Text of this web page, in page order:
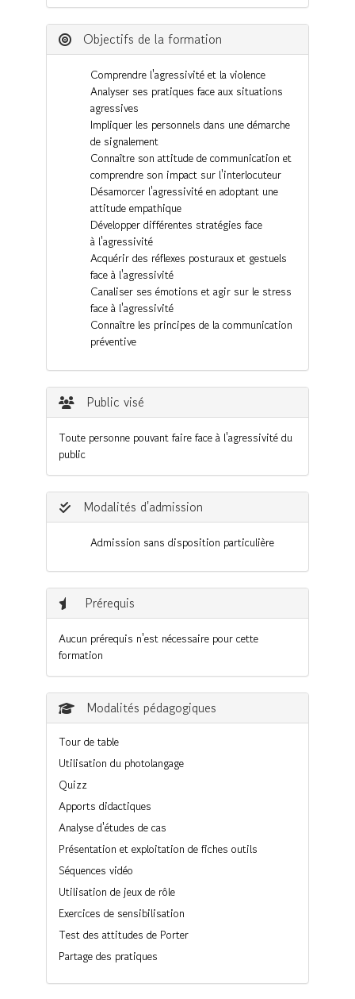
Objectifs de la formation
Comprendre l'agressivité et la violence
Analyser ses pratiques face aux situations
agressives
Impliquer les personnels dans une démarche
de signalement
Connaître son attitude de communication et
comprendre son impact sur l'interlocuteur
Désamorcer l'agressivité en adoptant une
attitude empathique
Développer différentes stratégies face
à l'agressivité
Acquérir des réflexes posturaux et gestuels
face à l'agressivité
Canaliser ses émotions et agir sur le stress
face à l'agressivité
Connaître les principes de la communication
préventive
Public visé
Toute personne pouvant faire face à l'agressivité du
public
Modalités d'admission
Admission sans disposition particulière
Prérequis
Aucun prérequis n'est nécessaire pour cette
formation
Modalités pédagogiques
Tour de table
Utilisation du photolangage
Quizz
Apports didactiques
Analyse d'études de cas
Présentation et exploitation de fiches outils
Séquences vidéo
Utilisation de jeux de rôle
Exercices de sensibilisation
Test des attitudes de Porter
Partage des pratiques